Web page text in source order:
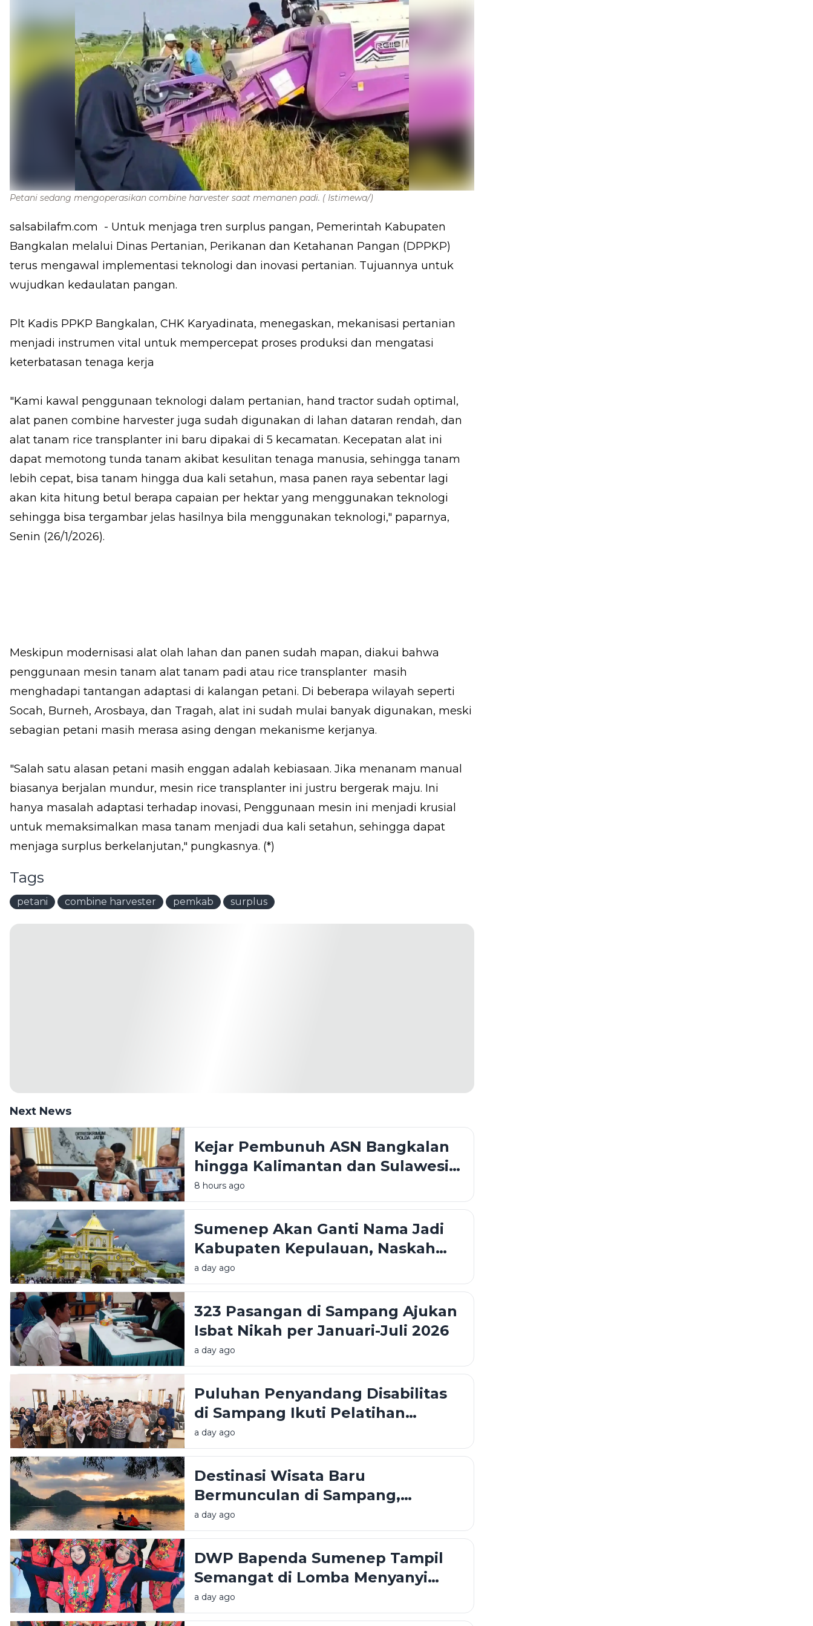
Petani sedang mengoperasikan combine harvester saat memanen padi. ( Istimewa/)
salsabilafm.com - Untuk menjaga tren surplus pangan, Pemerintah Kabupaten
Bangkalan melalui Dinas Pertanian, Perikanan dan Ketahanan Pangan (DPPKP)
terus mengawal implementasi teknologi dan inovasi pertanian. Tujuannya untuk
wujudkan kedaulatan pangan.
Plt Kadis PPKP Bangkalan, CHK Karyadinata, menegaskan, mekanisasi pertanian
menjadi instrumen vital untuk mempercepat proses produksi dan mengatasi
keterbatasan tenaga kerja
"Kami kawal penggunaan teknologi dalam pertanian, hand tractor sudah optimal,
alat panen combine harvester juga sudah digunakan di lahan dataran rendah, dan
alat tanam rice transplanter ini baru dipakai di 5 kecamatan. Kecepatan alat ini
dapat memotong tunda tanam akibat kesulitan tenaga manusia, sehingga tanam
lebih cepat, bisa tanam hingga dua kali setahun, masa panen raya sebentar lagi
akan kita hitung betul berapa capaian per hektar yang menggunakan teknologi
sehingga bisa tergambar jelas hasilnya bila menggunakan teknologi," paparnya,
Senin (26/1/2026).
Meskipun modernisasi alat olah lahan dan panen sudah mapan, diakui bahwa
penggunaan mesin tanam alat tanam padi atau rice transplanter masih
menghadapi tantangan adaptasi di kalangan petani. Di beberapa wilayah seperti
Socah, Burneh, Arosbaya, dan Tragah, alat ini sudah mulai banyak digunakan, meski
sebagian petani masih merasa asing dengan mekanisme kerjanya.
"Salah satu alasan petani masih enggan adalah kebiasaan. Jika menanam manual
biasanya berjalan mundur, mesin rice transplanter ini justru bergerak maju. Ini
hanya masalah adaptasi terhadap inovasi, Penggunaan mesin ini menjadi krusial
untuk memaksimalkan masa tanam menjadi dua kali setahun, sehingga dapat
menjaga surplus berkelanjutan," pungkasnya. (*)
Tags
petani combine harvester pemkab surplus
Next News
Kejar Pembunuh ASN Bangkalan
hingga Kalimantan dan Sulawesi,
Polisi: Kemungkinan Pindah-
pindah
8 hours ago
Sumenep Akan Ganti Nama Jadi
Kabupaten Kepulauan, Naskah
Akademik Mulai Disusun
a day ago
323 Pasangan di Sampang Ajukan
Isbat Nikah per Januari-Juli 2026
a day ago
Puluhan Penyandang Disabilitas
di Sampang Ikuti Pelatihan
Mushaf Qur'an Isyarat
a day ago
Destinasi Wisata Baru
Bermunculan di Sampang,
Pemkab Genjot Perizinan dan
Infrastruktur
a day ago
DWP Bapenda Sumenep Tampil
Semangat di Lomba Menyanyi
Lagu Daerah HUT RI ke-81
a day ago